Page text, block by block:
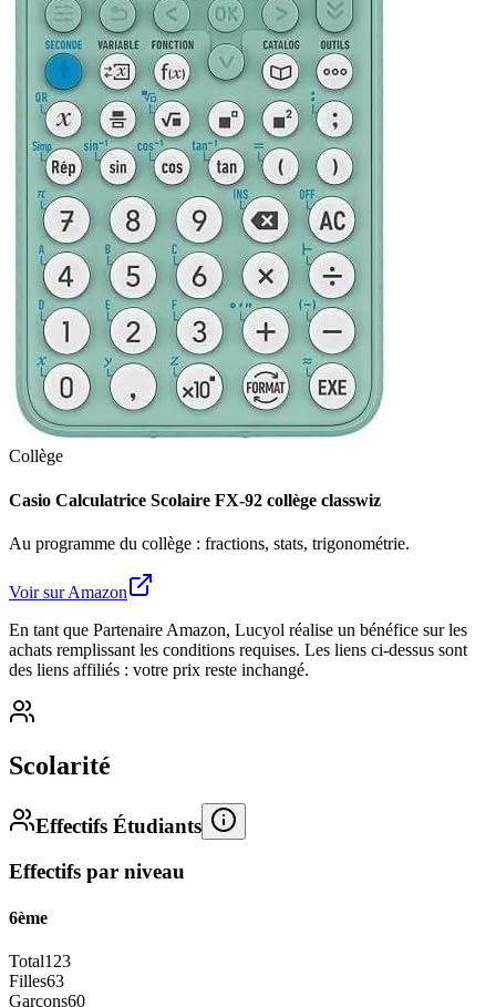
Collège
Casio Calculatrice Scolaire FX-92 collège classwiz
Au programme du collège : fractions, stats, trigonométrie.
Voir sur Amazon
En tant que Partenaire Amazon, Lucyol réalise un bénéfice sur les
achats remplissant les conditions requises. Les liens ci-dessus sont
des liens affiliés : votre prix reste inchangé.
Scolarité
Effectifs Étudiants
Effectifs par niveau
6ème
Total123
Filles63
Garçons60